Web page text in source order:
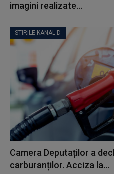
imagini realizate...
STIRILE KANAL D
Camera Deputaților a
carburanților. Acciza la...